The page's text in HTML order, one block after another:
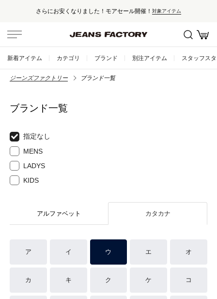
さらにお安くなりました！モアセール開催！ 対象アイテム
新着アイテム カテゴリ ブランド 別注アイテム スタッフス
ジーンズファクトリー ブランド一覧
ブランド一覧
指定なし
MENS
LADYS
KIDS
アルファベット カタカナ
ア イ ウ エ オ
カ キ ク ケ コ